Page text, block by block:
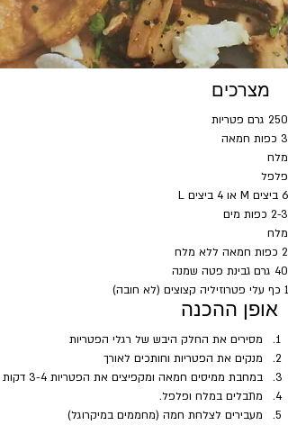
מצרכים
250 גרם פטריות
3 כפות חמאה
מלח
פלפל
6 ביצים M או 4 ביצים L
2-3 כפות מים
מלח
2 כפות חמאה ללא מלח
40 גרם גבינת פטה שמנה
1 כף עלי פטרוזיליה קצוצים (לא חובה)
אופן ההכנה
מסירים את החלק היבש של רגלי הפטריות
מנקים את הפטריות וחותכים לאורך
במחבת ממיסים חמאה ומקפיצים את הפטריות 3-4 דקות
מתבלים במלח ופלפל.
מעבירים לצלחת חמה (מחממים במיקרוגל)